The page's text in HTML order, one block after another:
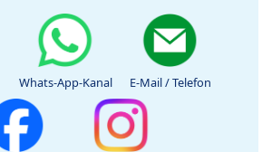
Whats-App-Kanal E-Mail / Telefon